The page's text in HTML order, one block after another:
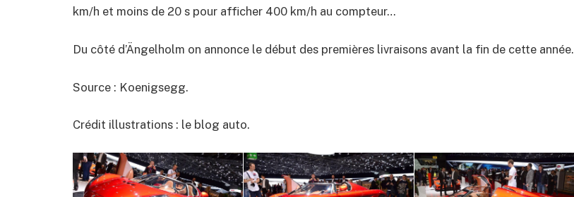
km/h et moins de 20 s pour afficher 400 km/h au compteur…
Du côté d’Ängelholm on annonce le début des premières livraisons avant la fin de cette année.
Source : Koenigsegg.
Crédit illustrations : le blog auto.